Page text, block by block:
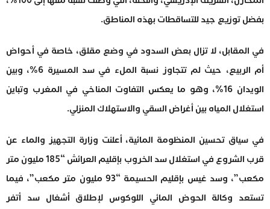
بفضل توزيع جيد للتساقطات بهذه المناطق.
في المقابل، لا تزال بعض السدود في وضع مقلق، خاصة في أحواض
أم الربيع، حيث لم تتجاوز نسبة الملء في سد المسيرة 6%، وبين
الويدان 16%، وهو ما يعكس التفاوت المناخي في المغرب وتباين
استغلال المياه بين أغراض السقي والاستهلاك المنزلي.
في سياق تحسين المنظومة المائية، أعلنت وزارة التجهيز والماء عن
قرب الشروع في استغلال سد الخروب بإقليم العرائش “185 مليون متر
مكعب”، وسد غيس بإقليم الحسيمة “93 مليون متر مكعب”، فيما
تستعد وكالة الحوض المائي اللوكوس لإطلاق أشغال سد أتفر